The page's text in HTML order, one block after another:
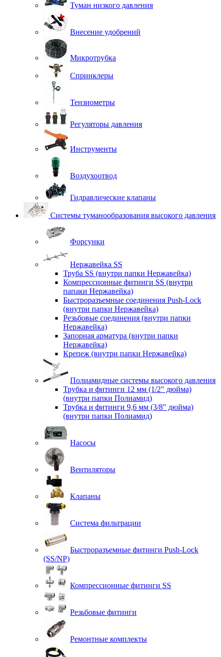
Туман низкого давления
Внесение удобрений
Микротрубка
Спринклеры
Тензиометры
Регуляторы давления
Инструменты
Воздухоотвод
Гидравлические клапаны
Системы туманообразования высокого давления
Форсунки
Нержавейка SS
Труба SS (внутри папки Нержавейка)
Компрессионные фитинги SS (внутри
папаки Нержавейка)
Быстроразъемные соединения Push-Lock
(внутри папки Нержавейка)
Резьбовые соединения (внутри папки
Нержавейка)
Запорная арматура (внутри папки
Нержавейка)
Крепеж (внутри папки Нержавейка)
Полиамидные системы высокого давления
Трубка и фитинги 12 мм (1/2" дюйма)
(внутри папки Полиамид)
Трубка и фитинги 9,6 мм (3/8" дюйма)
(внутри папки Полиамид)
Насосы
Вентиляторы
Клапаны
Система фильтрации
Быстроразъемные фитинги Push-Lock
(SS/NP)
Компрессионные фитинги SS
Резьбовые фитинги
Ремонтные комплекты